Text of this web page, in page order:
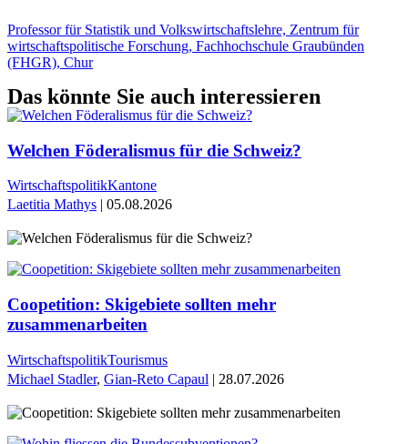
Professor für Statistik und Volkswirtschaftslehre, Zentrum für
wirtschaftspolitische Forschung, Fachhochschule Graubünden
(FHGR), Chur
Das könnte Sie auch interessieren
Welchen Föderalismus für die Schweiz?
WirtschaftspolitikKantone
Laetitia Mathys | 05.08.2026
Coopetition: Skigebiete sollten mehr
zusammenarbeiten
WirtschaftspolitikTourismus
Michael Stadler, Gian-Reto Capaul | 28.07.2026